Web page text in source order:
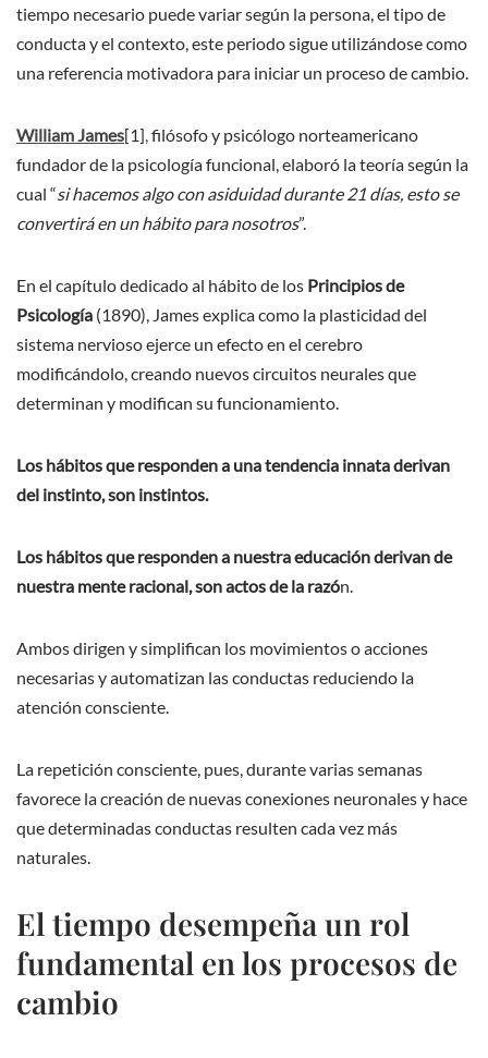
tiempo necesario puede variar según la persona, el tipo de
conducta y el contexto, este periodo sigue utilizándose como
una referencia motivadora para iniciar un proceso de cambio.
William James[1],filósofo y psicólogo norteamericano
fundador de la psicología funcional, elaboró la teoría según la
cual “si hacemos algo con asiduidad durante 21 días, esto se
convertirá en un hábito para nosotros”.
En el capítulo dedicado al hábito de los Principios de
Psicología (1890), James explica como la plasticidad del
sistema nervioso ejerce un efecto en el cerebro
modificándolo, creando nuevos circuitos neurales que
determinan y modifican su funcionamiento.
Los hábitos que responden a una tendencia innata derivan
del instinto, son instintos.
Los hábitos que responden a nuestra educación derivan de
nuestra mente racional, son actos de la razón.
Ambos dirigen y simplifican los movimientos o acciones
necesarias y automatizan las conductas reduciendo la
atención consciente.
La repetición consciente, pues, durante varias semanas
favorece la creación de nuevas conexiones neuronales y hace
que determinadas conductas resulten cada vez más
naturales.
El tiempo desempeña un rol
fundamental en los procesos de
cambio